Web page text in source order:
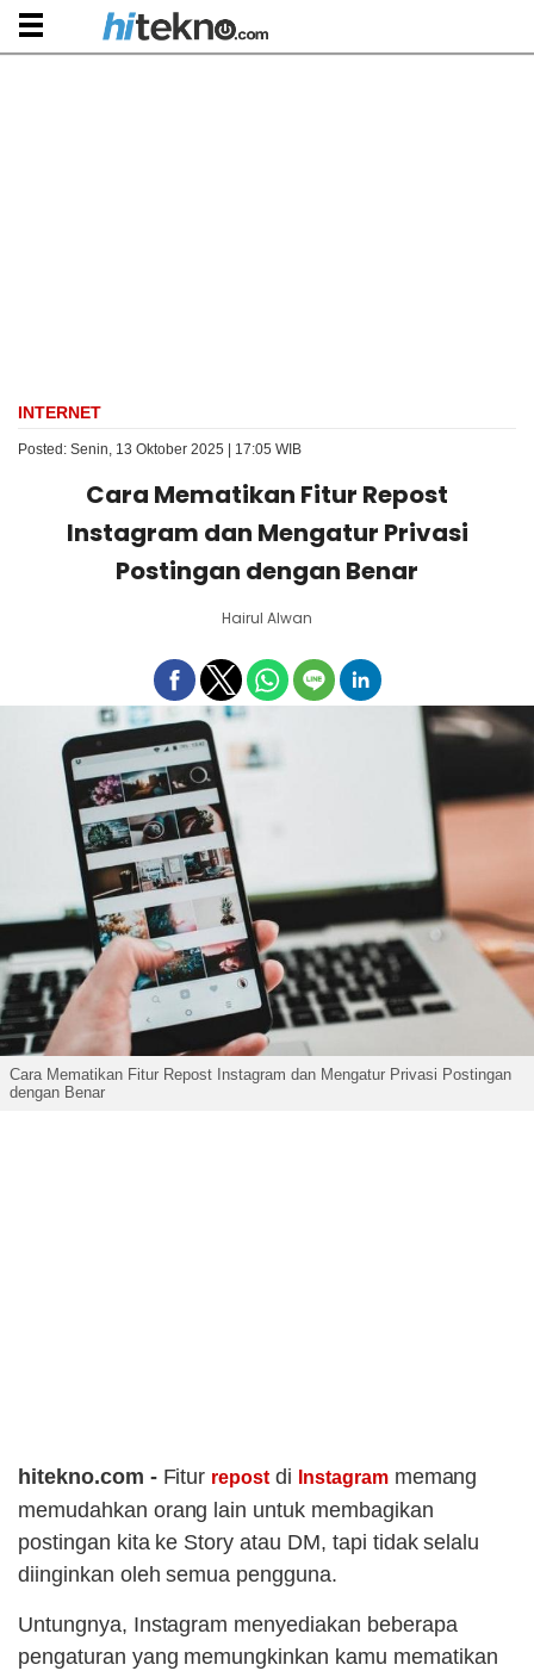
INTERNET
Posted: Senin, 13 Oktober 2025 | 17:05 WIB
Cara Mematikan Fitur Repost
Instagram dan Mengatur Privasi
Postingan dengan Benar
Hairul Alwan
Cara Mematikan Fitur Repost Instagram dan Mengatur Privasi Postingan
dengan Benar
hitekno.com - Fitur repostdi Instagrammemang
memudahkan orang lain untuk membagikan
postingan kita ke Story atau DM, tapi tidak selalu
diinginkan oleh semua pengguna.
Untungnya, Instagram menyediakan beberapa
pengaturan yang memungkinkan kamu mematikan